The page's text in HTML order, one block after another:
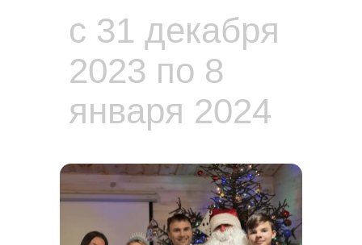
с 31 декабря
2023 по 8
января 2024